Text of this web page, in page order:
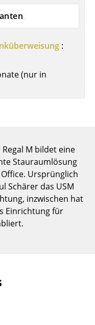
:
(nur in
M bildet eine
Stauraumlösung
Ursprünglich
Schärer das USM
inzwischen hat
Einrichtung für